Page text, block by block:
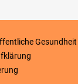
Gesundheit